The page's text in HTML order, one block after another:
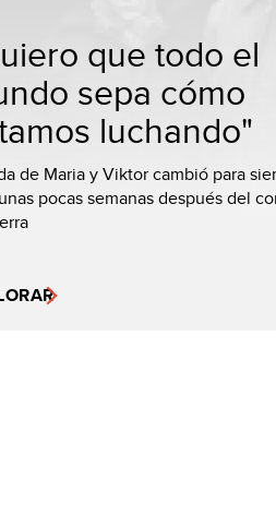
que todo el
sepa cómo
luchando"
de Maria y Viktor cambió para
pocas semanas después del